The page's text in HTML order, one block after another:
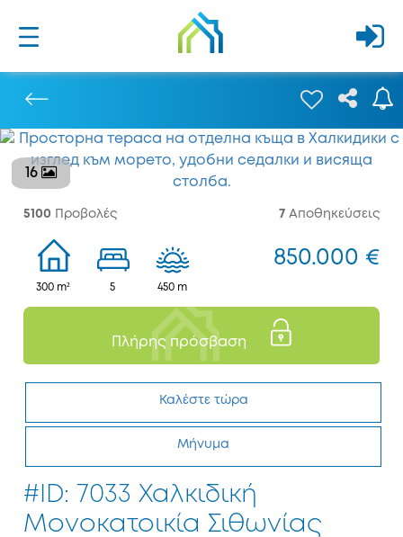
16
5100 Προβολές 7 Αποθηκεύσεις
300 m² 5 450 m
850.000 €
Πλήρης πρόσβαση
Καλέστε τώρα
Μήνυμα
#ID: 7033 Χαλκιδική
Μονοκατοικία Σιθωνίας